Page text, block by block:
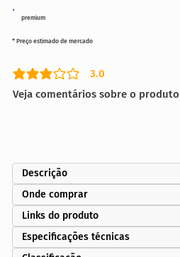
premium
3.0
classificação média é 3 de 5
Veja comentários sobre o produto
* Preço estimado de mercado
Descrição
Onde comprar
Links do produto
Especificações técnicas